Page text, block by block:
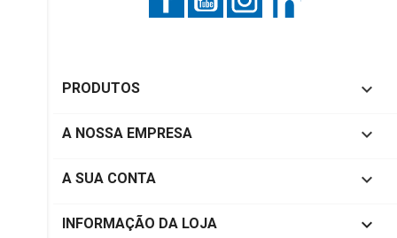
PRODUTOS 
A NOSSA EMPRESA 
A SUA CONTA 
INFORMAÇÃO DA LOJA keyboard_arrow_down